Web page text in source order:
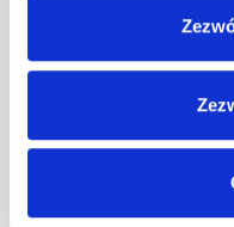
+48 33 47
Nasz adres e-mail
NIP: 5482614481, MDM